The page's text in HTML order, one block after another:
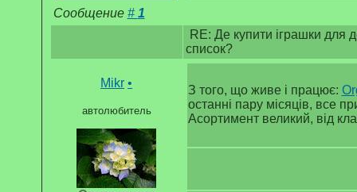
Сообщение # 1
RE: Де купити іграшки для
список?
Mikr •
автолюбитель
З того, що живе і працює:
останні пару місяців, все
Асортимент великий, від